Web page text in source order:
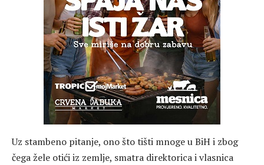
Uz stambeno pitanje, ono što tišti mnoge u BiH i zbog
čega žele otići iz zemlje, smatra direktorica i vlasnica